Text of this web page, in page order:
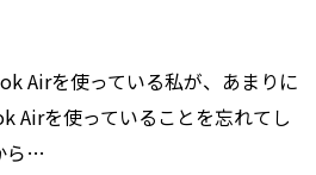
Airを使っている私が、あまりに
Airを使っていることを忘れてし
ら…